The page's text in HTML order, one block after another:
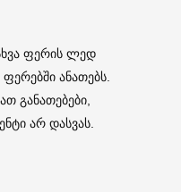
ფერის ლედ
ანათებს.
განათებები,
არ დასვას.